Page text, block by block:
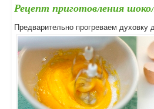
Рецепт приготовления
Предварительно прогреваем духовку